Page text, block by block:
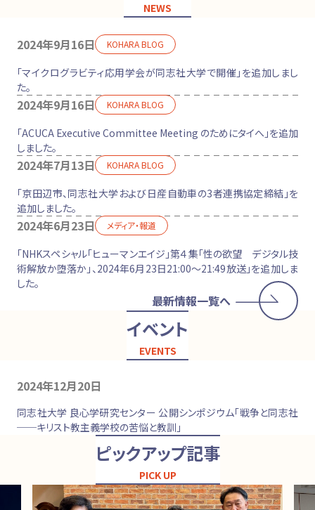
NEWS
2024年9月16日 KOHARA BLOG
「マイクログラビティ応用学会が同志社大学で開催」を追加しまし
た。
2024年9月16日 KOHARA BLOG
「ACUCA Executive Committee Meeting のためにタイへ」を追加
しました。
2024年7月13日 KOHARA BLOG
「京田辺市、同志社大学および日産自動車の3者連携協定締結」を
追加しました。
2024年6月23日 メディア・報道
「NHKスペシャル「ヒューマンエイジ」第４集「性の欲望 デジタル技
術解放か堕落か」、2024年6月23日21:00〜21:49放送」を追加しま
した。
最新情報一覧へ
イベント
EVENTS
2024年12月20日
同志社大学 良心学研究センター 公開シンポジウム「戦争と同志社
──キリスト教主義学校の苦悩と教訓」
ピックアップ記事
PICK UP